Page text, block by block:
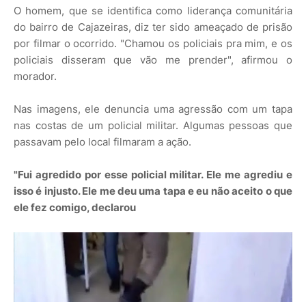
O homem, que se identifica como liderança comunitária
do bairro de Cajazeiras, diz ter sido ameaçado de prisão
por filmar o ocorrido. "Chamou os policiais pra mim, e os
policiais disseram que vão me prender", afirmou o
morador.
Nas imagens, ele denuncia uma agressão com um tapa
nas costas de um policial militar. Algumas pessoas que
passavam pelo local filmaram a ação.
"Fui agredido por esse policial militar. Ele me agrediu e
isso é injusto. Ele me deu uma tapa e eu não aceito o que
ele fez comigo, declarou